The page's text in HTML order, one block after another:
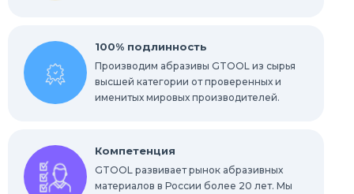
100% подлинность
Производим абразивы GTOOL из сырья
высшей категории от проверенных и
именитых мировых производителей.
Компетенция
GTOOL развивает рынок абразивных
материалов в России более 20 лет. Мы